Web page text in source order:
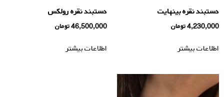
دستبند نقره بينهايت
4,230,000تومان
اطلاعات بیشتر
دستبند نقره رولکس
46,500,000تومان
اطلاعات بیشتر